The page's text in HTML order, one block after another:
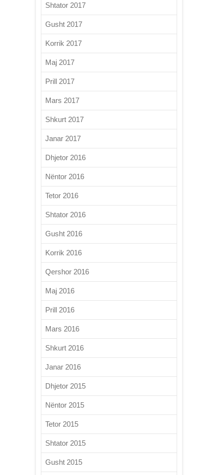
Shtator 2017
Gusht 2017
Korrik 2017
Maj 2017
Prill 2017
Mars 2017
Shkurt 2017
Janar 2017
Dhjetor 2016
Nëntor 2016
Tetor 2016
Shtator 2016
Gusht 2016
Korrik 2016
Qershor 2016
Maj 2016
Prill 2016
Mars 2016
Shkurt 2016
Janar 2016
Dhjetor 2015
Nëntor 2015
Tetor 2015
Shtator 2015
Gusht 2015